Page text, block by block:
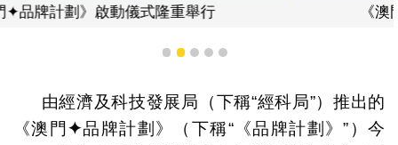
《澳門✦品牌計劃》啟動儀式隆重舉行
1 2 3 4 5
由經濟及科技發展局（下稱“經科局”）推出的
《澳門 ✦品牌計劃》（下稱“《品牌計劃》”）今